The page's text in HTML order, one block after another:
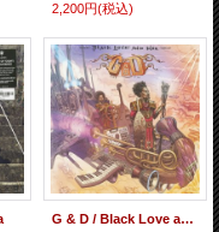
2,200円(税込)
G & D / Black Love and War